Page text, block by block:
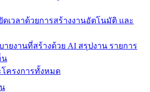
ดเวลาด้วยการสร้างงานอัตโนมัติ และ
ายงานที่สร้างด้วย AI สรุปงาน รายการ
น
ครงการทั้งหมด